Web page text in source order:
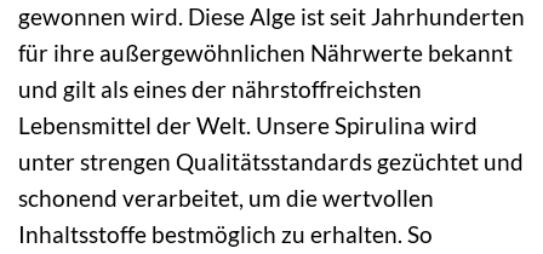
gewonnen wird. Diese Alge ist seit Jahrhunderten
für ihre außergewöhnlichen Nährwerte bekannt
und gilt als eines der nährstoffreichsten
Lebensmittel der Welt. Unsere Spirulina wird
unter strengen Qualitätsstandards gezüchtet und
schonend verarbeitet, um die wertvollen
Inhaltsstoffe bestmöglich zu erhalten. So